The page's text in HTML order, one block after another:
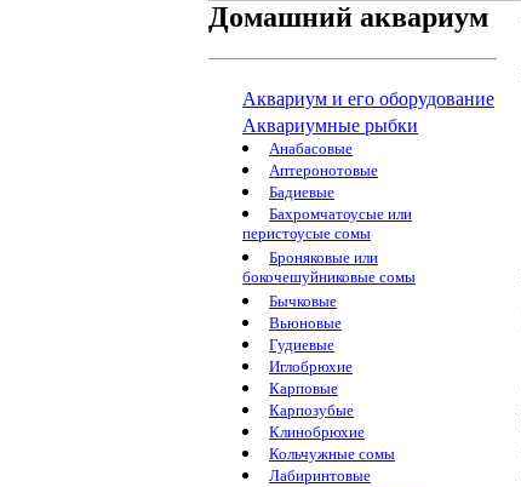
Домашний аквариум
Аквариум и его оборудование
Аквариумные рыбки
Анабасовые
Аптеронотовые
Бадиевые
Бахромчатоусые или
перистоусые сомы
Броняковые или
бокочешуйниковые сомы
Бычковые
Вьюновые
Гудиевые
Иглобрюхие
Карповые
Карпозубые
Клинобрюхие
Кольчужные сомы
Лабиринтовые